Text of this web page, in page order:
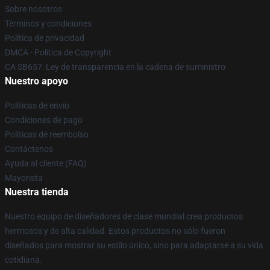
Sobre nosotros
Términos y condiciones
Política de privacidad
DMCA - Política de Copyright
CA SB657: Ley de transparencia en la cadena de suministro
Nuestro apoyo
Políticas de envío
Condiciones de pago
Políticas de reembolso
Contáctenos
Ayuda al cliente (FAQ)
Mayorista
Nuestra tienda
Nuestro equipo de diseñadores de clase mundial crea productos
hermosos y de alta calidad. Estos productos no sólo fueron
diseñados para mostrar su estilo único, sino para adaptarse a su vida
cotidiana.